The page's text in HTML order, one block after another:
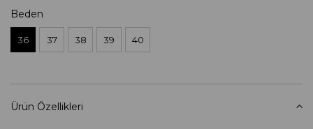
Beden
36 37 38 39 40
Ürün Özellikleri